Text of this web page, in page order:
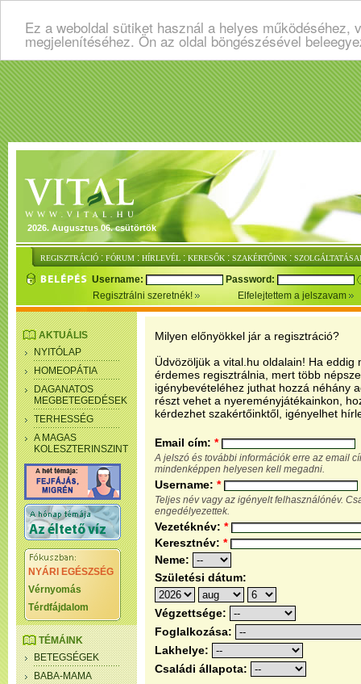
Ez a weboldal sütiket használ a helyes
megjelenítéséhez. Ön az oldal böngészésével
2026. Augusztus 06. csütörtök
REGISZTRÁCIÓ : FÓRUM : HÍRLEVÉL : KERESŐK : SZAKÉRTŐINK :
Username:
Password:
Regisztrálni szeretnék!
Elfelejtettem a jelszavam
AKTUÁLIS
NYITÓLAP
HOMEOPÁTIA
DAGANATOS
MEGBETEGEDÉSEK
TERHESSÉG
A MAGAS
KOLESZTERINSZINT
NYÁRI EGÉSZSÉG
Vérnyomás
Térdfájdalom
TÉMÁINK
BETEGSÉGEK
BABA-MAMA
Milyen előnyökkel jár a regisztráció?
Üdvözöljük a vital.hu oldalain! Ha eddig
érdemes regisztrálnia, mert több
igénybevételéhez juthat hozzá néhány
részt vehet a nyereményjátékainkon,
kérdezhet szakértőinktől, igényelhet
Email cím: *
A jelszó és további információk erre az email
mindenképpen helyesen kell megadni.
Username: *
Teljes név vagy az igényelt felhasználónév.
engedélyezettek.
Vezetéknév: *
Keresztnév: *
Neme:
Születési dátum:
Végzettsége:
Foglalkozása:
Lakhelye:
Családi állapota: